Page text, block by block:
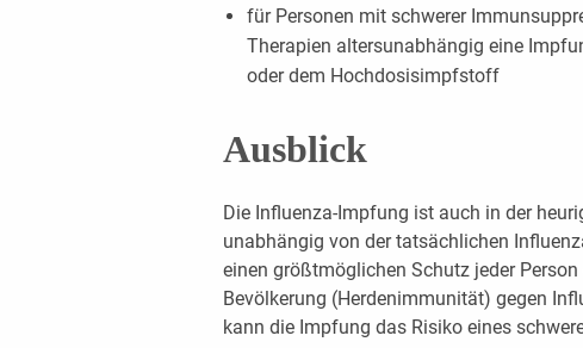
für Personen mit schwerer
Therapien altersunabhängig eine
oder dem Hochdosisimpfstoff
Ausblick
Die Influenza-Impfung ist auch in der
unabhängig von der tatsächlichen
einen größtmöglichen Schutz jeder
Bevölkerung (Herdenimmunität) gegen
kann die Impfung das Risiko eines